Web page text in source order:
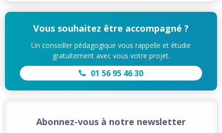
Vous souhaitez être accompagné ?
Un conseiller pédagogique vous rappelle et étudie
gratuitement avec vous votre projet.
01 56 95 46 30
Abonnez-vous à notre newsletter